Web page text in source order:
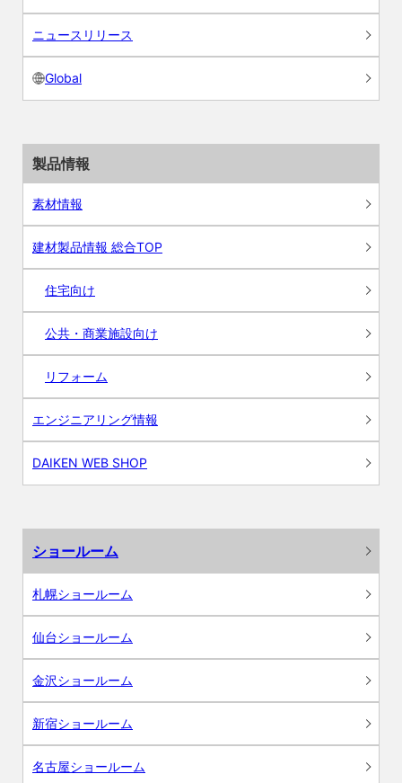
ニュースリリース
Global
製品情報
素材情報
建材製品情報 総合TOP
住宅向け
公共・商業施設向け
リフォーム
エンジニアリング情報
DAIKEN WEB SHOP
ショールーム
札幌ショールーム
仙台ショールーム
金沢ショールーム
新宿ショールーム
名古屋ショールーム